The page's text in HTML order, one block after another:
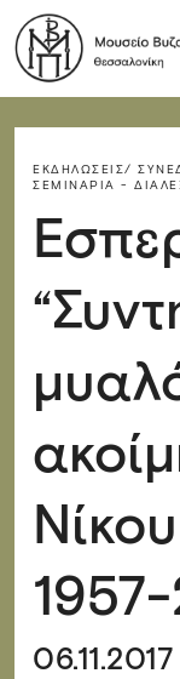
ΕΚΔΗΛΏΣΕΙΣ/
ΣΕΜΙΝΆΡΙΑ -
06.11.2017